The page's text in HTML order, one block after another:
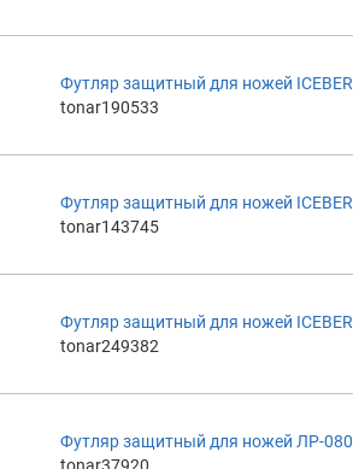
Футляр защитный для ножей
tonar190533
Футляр защитный для ножей
tonar143745
Футляр защитный для ножей
tonar249382
Футляр защитный для ножей ЛР-080
tonar37920